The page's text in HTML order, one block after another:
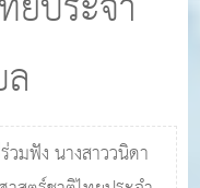
มฟัง นางสาววนิดา